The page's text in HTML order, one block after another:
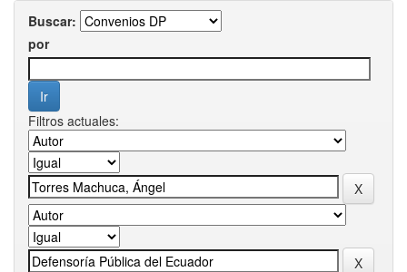
Buscar:
por
Filtros actuales: